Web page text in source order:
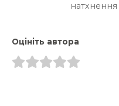
Оцініть автора